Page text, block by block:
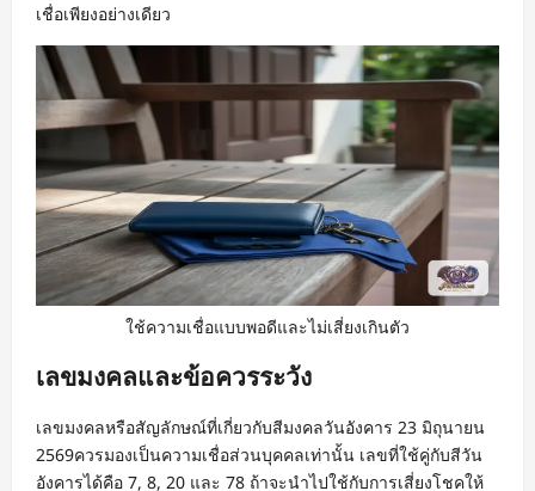
เชื่อเพียงอย่างเดียว
ใช้ความเชื่อแบบพอดีและไม่เสี่ยงเกินตัว
เลขมงคลและข้อควรระวัง
เลขมงคลหรือสัญลักษณ์ที่เกี่ยวกับสีมงคลวันอังคาร 23 มิถุนายน
2569ควรมองเป็นความเชื่อส่วนบุคคลเท่านั้น เลขที่ใช้คู่กับสีวัน
อังคารได้คือ 7, 8, 20 และ 78 ถ้าจะนำไปใช้กับการเสี่ยงโชคให้